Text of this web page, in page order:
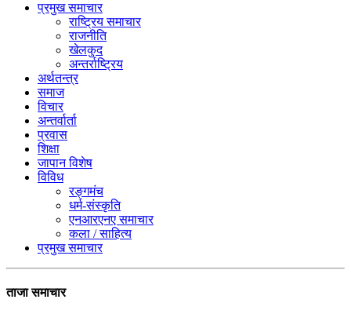
प्रमुख समाचार
राष्ट्रिय समाचार
राजनीति
खेलकुद
अन्तर्राष्ट्रिय
अर्थतन्त्र
समाज
विचार
अन्तर्वार्ता
प्रवास
शिक्षा
जापान विशेष
विविध
रङ्गमंच
धर्म-संस्कृति
एनआरएनए समाचार
कला / साहित्य
प्रमुख समाचार
ताजा समाचार